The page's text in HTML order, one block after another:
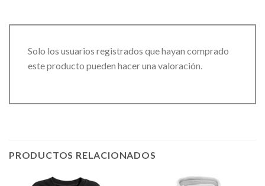
Solo los usuarios registrados que hayan comprado
este producto pueden hacer una valoración.
PRODUCTOS RELACIONADOS